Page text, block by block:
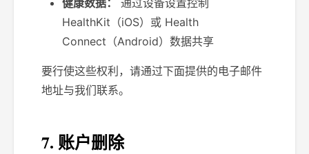
健康数据：
通过设备设置控制
HealthKit（iOS）或 Health
Connect（Android）数据共享
要行使这些权利，请通过下面提供的电子邮件
地址与我们联系。
7. 账户删除